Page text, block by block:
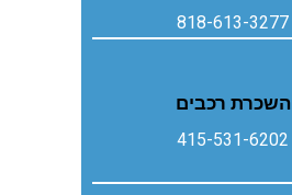
818-613-3277
השכרת רכבים
415-531-6202